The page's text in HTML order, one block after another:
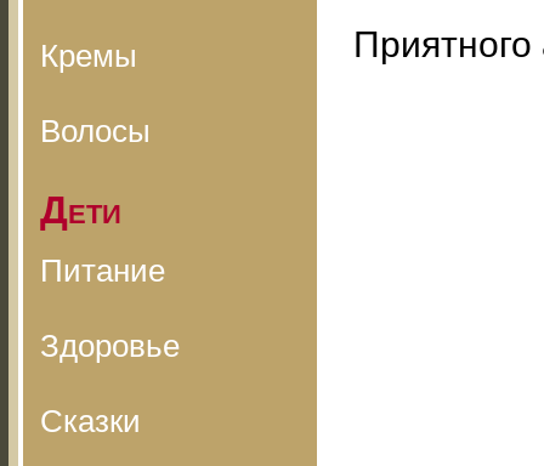
Кремы
Волосы
Дети
Питание
Здоровье
Сказки
Приятного